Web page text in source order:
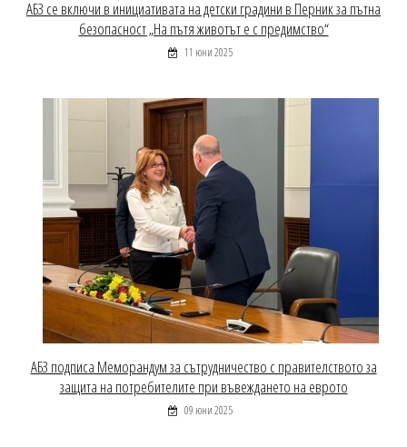
АБЗ се включи в инициативата на детски градини в Перник за пътна
безопасност „На пътя животът е с предимство“
11 юни 2025
АБЗ подписа Меморандум за сътрудничество с правителството за
защита на потребителите при въвеждането на еврото
09 юни 2025